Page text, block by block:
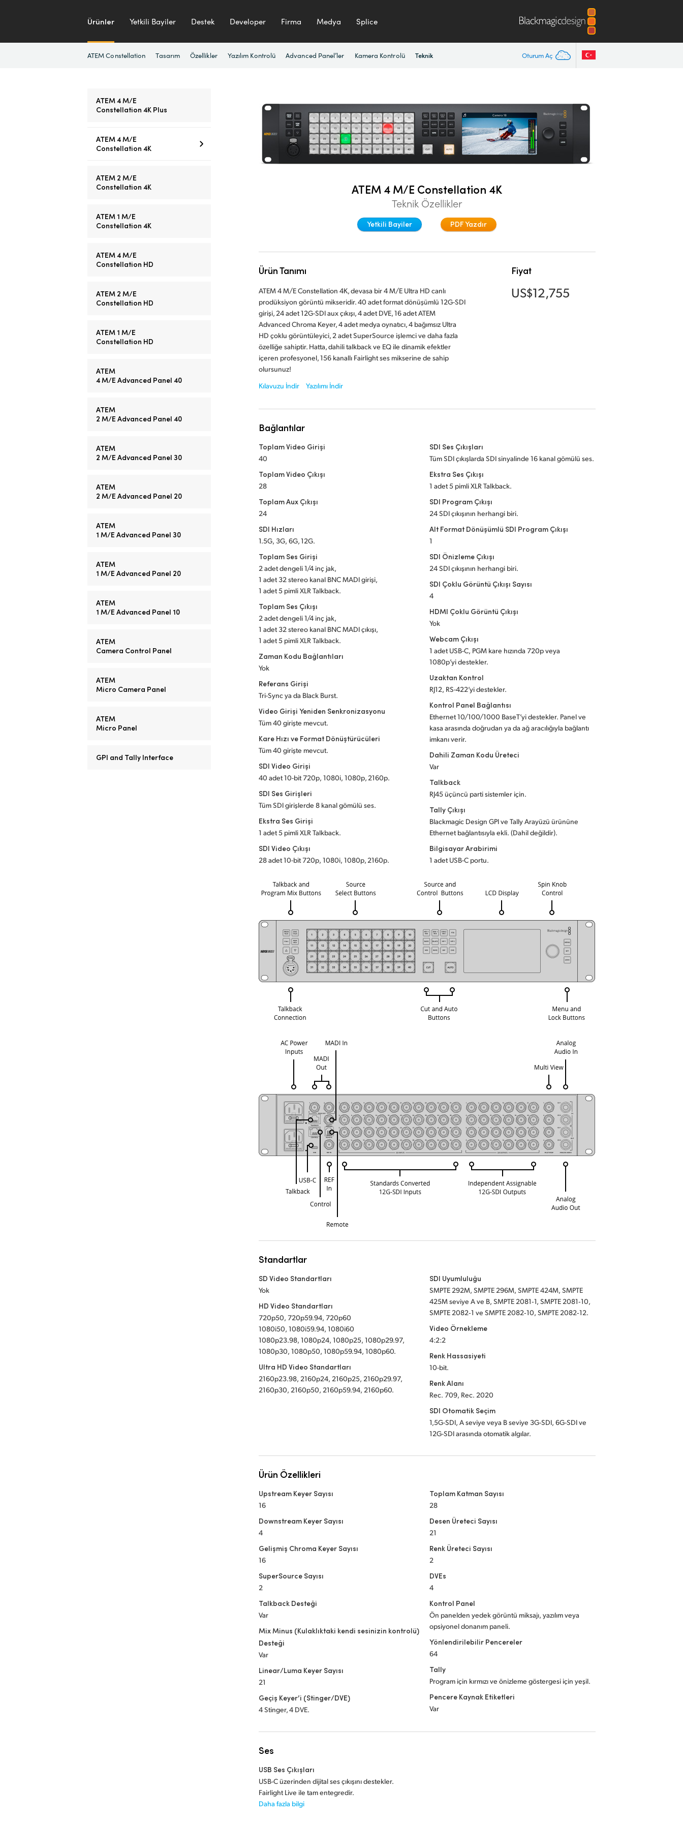
Ürünler Yetkili Bayiler Destek Developer Firma Medya Splice
Oturum Aç
ATEM Constellation Tasarım Özellikler Yazılım Kontrolü Advanced Panel’ler Kamera Kontrolü Teknik
ATEM 4 M/E
Constellation 4K Plus
ATEM 4 M/E
Constellation 4K
ATEM 2 M/E
Constellation 4K
ATEM 1 M/E
Constellation 4K
ATEM 4 M/E
Constellation HD
ATEM 2 M/E
Constellation HD
ATEM 1 M/E
Constellation HD
ATEM
4 M/E Advanced Panel 40
ATEM
2 M/E Advanced Panel 40
ATEM
2 M/E Advanced Panel 30
ATEM
2 M/E Advanced Panel 20
ATEM
1 M/E Advanced Panel 30
ATEM
1 M/E Advanced Panel 20
ATEM
1 M/E Advanced Panel 10
ATEM
Camera Control Panel
ATEM
Micro Camera Panel
ATEM
Micro Panel
GPI and Tally Interface
ATEM 4 M/E Constellation 4K
Teknik Özellikler
Yetkili Bayiler PDF Yazdır
Ürün Tanımı
ATEM 4 M/E Constellation 4K, devasa bir 4 M/E Ultra HD canlı
prodüksiyon görüntü mikseridir. 40 adet format dönüşümlü 12G-SDI
girişi, 24 adet 12G-SDI aux çıkışı, 4 adet DVE, 16 adet ATEM
Advanced Chroma Keyer, 4 adet medya oynatıcı, 4 bağımsız Ultra
HD çoklu görüntüleyici, 2 adet SuperSource işlemci ve daha fazla
özelliğe sahiptir. Hatta, dahili talkback ve EQ ile dinamik efektler
içeren profesyonel, 156 kanallı Fairlight ses mikserine de sahip
olursunuz!
Kılavuzu İndir
Yazılımı İndir
Fiyat
US$12,755
Bağlantılar
Toplam Video Girişi
40
Toplam Video Çıkışı
28
Toplam Aux Çıkışı
24
SDI Hızları
1.5G, 3G, 6G, 12G.
Toplam Ses Girişi
2 adet dengeli 1/4 inç jak,
1 adet 32 stereo kanal BNC MADI girişi,
1 adet 5 pimli XLR Talkback.
Toplam Ses Çıkışı
2 adet dengeli 1/4 inç jak,
1 adet 32 stereo kanal BNC MADI çıkışı,
1 adet 5 pimli XLR Talkback.
Zaman Kodu Bağlantıları
Yok
Referans Girişi
Tri-Sync ya da Black Burst.
Video Girişi Yeniden Senkronizasyonu
Tüm 40 girişte mevcut.
Kare Hızı ve Format Dönüştürücüleri
Tüm 40 girişte mevcut.
SDI Video Girişi
40 adet 10-bit 720p, 1080i, 1080p, 2160p.
SDI Ses Girişleri
Tüm SDI girişlerde 8 kanal gömülü ses.
Ekstra Ses Girişi
1 adet 5 pimli XLR Talkback.
SDI Video Çıkışı
28 adet 10-bit 720p, 1080i, 1080p, 2160p.
SDI Ses Çıkışları
Tüm SDI çıkışlarda SDI sinyalinde 16 kanal gömülü ses.
Ekstra Ses Çıkışı
1 adet 5 pimli XLR Talkback.
SDI Program Çıkışı
24 SDI çıkışının herhangi biri.
Alt Format Dönüşümlü SDI Program Çıkışı
1
SDI Önizleme Çıkışı
24 SDI çıkışının herhangi biri.
SDI Çoklu Görüntü Çıkışı Sayısı
4
HDMI Çoklu Görüntü Çıkışı
Yok
Webcam Çıkışı
1 adet USB-C, PGM kare hızında 720p veya
1080p’yi destekler.
Uzaktan Kontrol
RJ12, RS-422’yi destekler.
Kontrol Panel Bağlantısı
Ethernet 10/100/1000 BaseT’yi destekler. Panel ve
kasa arasında doğrudan ya da ağ aracılığıyla bağlantı
imkanı verir.
Dahili Zaman Kodu Üreteci
Var
Talkback
RJ45 üçüncü parti sistemler için.
Tally Çıkışı
Blackmagic Design GPI ve Tally Arayüzü ürününe
Ethernet bağlantısıyla ekli. (Dahil değildir).
Bilgisayar Arabirimi
1 adet USB-C portu.
Standartlar
SD Video Standartları
Yok
HD Video Standartları
720p50, 720p59.94, 720p60
1080i50, 1080i59.94, 1080i60
1080p23.98, 1080p24, 1080p25, 1080p29.97,
1080p30, 1080p50, 1080p59.94, 1080p60.
Ultra HD Video Standartları
2160p23.98, 2160p24, 2160p25, 2160p29.97,
2160p30, 2160p50, 2160p59.94, 2160p60.
SDI Uyumluluğu
SMPTE 292M, SMPTE 296M, SMPTE 424M, SMPTE
425M seviye A ve B, SMPTE 2081‑1, SMPTE 2081‑10,
SMPTE 2082‑1 ve SMPTE 2082‑10, SMPTE 2082‑12.
Video Örnekleme
4:2:2
Renk Hassasiyeti
10-bit.
Renk Alanı
Rec. 709, Rec. 2020
SDI Otomatik Seçim
1,5G-SDI, A seviye veya B seviye 3G-SDI, 6G-SDI ve
12G-SDI arasında otomatik algılar.
Ürün Özellikleri
Upstream Keyer Sayısı
16
Downstream Keyer Sayısı
4
Gelişmiş Chroma Keyer Sayısı
16
SuperSource Sayısı
2
Talkback Desteği
Var
Mix Minus (Kulaklıktaki kendi sesinizin kontrolü)
Desteği
Var
Linear/Luma Keyer Sayısı
21
Geçiş Keyer’i (Stinger/DVE)
4 Stinger, 4 DVE.
Toplam Katman Sayısı
28
Desen Üreteci Sayısı
21
Renk Üreteci Sayısı
2
DVEs
4
Kontrol Panel
Ön panelden yedek görüntü miksajı, yazılım veya
opsiyonel donanım paneli.
Yönlendirilebilir Pencereler
64
Tally
Program için kırmızı ve önizleme göstergesi için yeşil.
Pencere Kaynak Etiketleri
Var
Ses
USB Ses Çıkışları
USB-C üzerinden dijital ses çıkışını destekler.
Fairlight Live ile tam entegredir.
Daha fazla bilgi